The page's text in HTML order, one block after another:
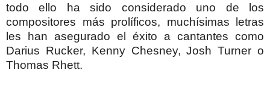
todo ello ha sido considerado uno de los
compositores más prolíficos, muchísimas letras
les han asegurado el éxito a cantantes como
Darius Rucker, Kenny Chesney, Josh Turner o
Thomas Rhett.